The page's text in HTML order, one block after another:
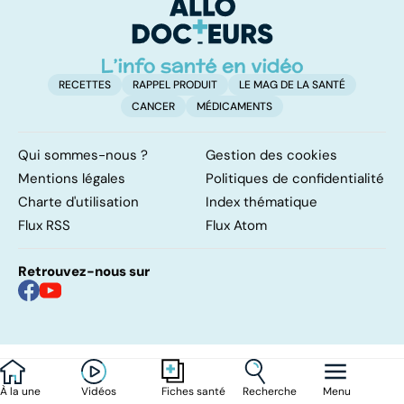
À la une Vidéos Fiches santé Recherche Menu
RECETTES RAPPEL PRODUIT
LE MAG DE LA SANTÉ
CANCER
MÉDICAMENTS
Qui sommes-nous ?
Gestion des cookies
Mentions légales
Politiques de confidentialité
Charte d'utilisation
Index thématique
Flux RSS
Flux Atom
Retrouvez-nous sur